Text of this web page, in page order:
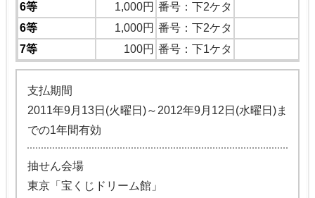
6等
1,000円 番号：下2ケタ
6等
1,000円 番号：下2ケタ
7等
100円 番号：下1ケタ
支払期間
2011年9月13日(火曜日)～2012年9月12日(水曜日)ま
での1年間有効
抽せん会場
東京「宝くじドリーム館」